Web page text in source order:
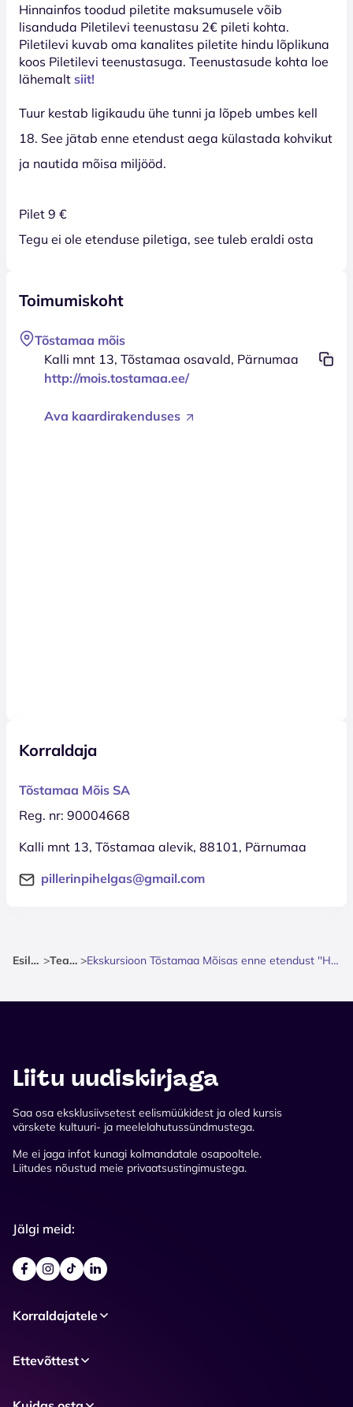
Hinnainfos toodud piletite maksumusele võib
lisanduda Piletilevi teenustasu 2€ pileti kohta.
Piletilevi kuvab oma kanalites piletite hindu lõplikuna
koos Piletilevi teenustasuga. Teenustasude kohta loe
lähemalt siit!
Tuur kestab ligikaudu ühe tunni ja lõpeb umbes kell
18. See jätab enne etendust aega külastada kohvikut
ja nautida mõisa miljööd.
Pilet 9 €
Tegu ei ole etenduse piletiga, see tuleb eraldi osta
Toimumiskoht
Tõstamaa mõis
Kalli mnt 13, Tõstamaa osavald, Pärnumaa
http://mois.tostamaa.ee/
Ava kaardirakenduses
Korraldaja
Tõstamaa Mõis SA
Reg. nr: 90004668
Kalli mnt 13, Tõstamaa alevik, 88101, Pärnumaa
pillerinpihelgas@gmail.com
Esileht > Teater > Ekskursioon Tõstamaa Mõisas enne etendust ''Häärber''
Liitu uudiskirjaga
Saa osa eksklusiivsetest eelismüükidest ja oled kursis
värskete kultuuri- ja meelelahutussündmustega.
Me ei jaga infot kunagi kolmandatale osapooltele.
Liitudes nõustud meie privaatsustingimustega.
Jälgi meid:
Korraldajatele
Ettevõttest